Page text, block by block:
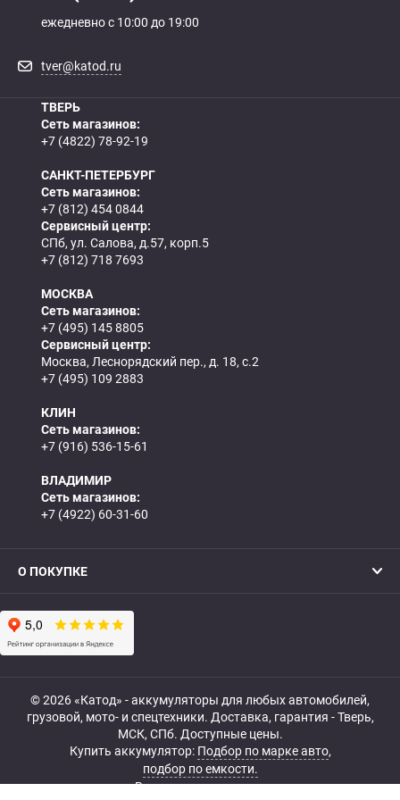
ежедневно с 10:00 до 19:00
tver@katod.ru
ТВЕРЬ
Сеть магазинов:
+7 (4822) 78-92-19
САНКТ-ПЕТЕРБУРГ
Сеть магазинов:
+7 (812) 454 0844
Сервисный центр:
СПб, ул. Салова, д.57, корп.5
+7 (812) 718 7693
МОСКВА
Сеть магазинов:
+7 (495) 145 8805
Сервисный центр:
Москва, Леснорядский пер., д. 18, с.2
+7 (495) 109 2883
КЛИН
Сеть магазинов:
+7 (916) 536-15-61
ВЛАДИМИР
Сеть магазинов:
+7 (4922) 60-31-60
О ПОКУПКЕ
© 2026 «Катод» - аккумуляторы для любых автомобилей,
грузовой, мото- и спецтехники. Доставка, гарантия - Тверь,
МСК, СПб. Доступные цены.
Купить аккумулятор: Подбор по марке авто,
подбор по емкости.
Все права защищены.